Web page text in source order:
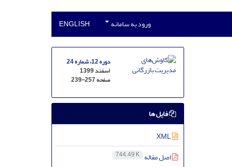
ورود به سامانه ENGLISH
دوره 12، شماره 24
اسفند 1399
صفحه239-257
فایل ها
XML
اصل مقاله 744.49 K